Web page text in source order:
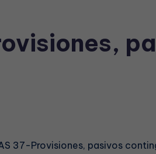
37-Provisiones, pasivos